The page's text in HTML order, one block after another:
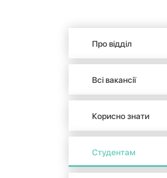
Про відділ
Всі вакансії
Корисно знати
Студентам